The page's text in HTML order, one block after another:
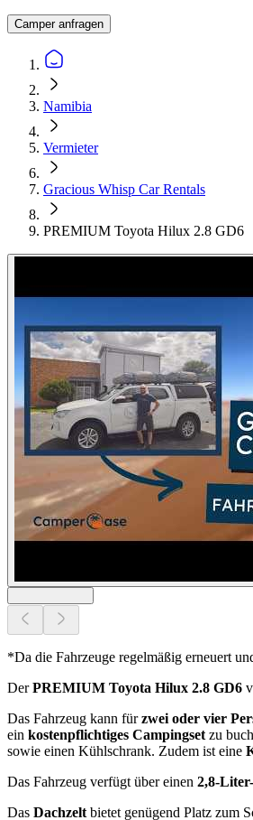
Camper anfragen
Namibia
Vermieter
Gracious Whisp Car Rentals
PREMIUM Toyota Hilux 2.8 GD6
*Da die Fahrzeuge regelmäßig erneuert
DerPREMIUM Toyota Hilux 2.8 GD6
Das Fahrzeug kann fürzwei oder vier
ein kostenpflichtiges Campingset zu
sowie einen Kühlschrank. Zudem ist eine
Das Fahrzeug verfügt über einen 2,8-
Das Dachzelt bietet genügend Platz zum